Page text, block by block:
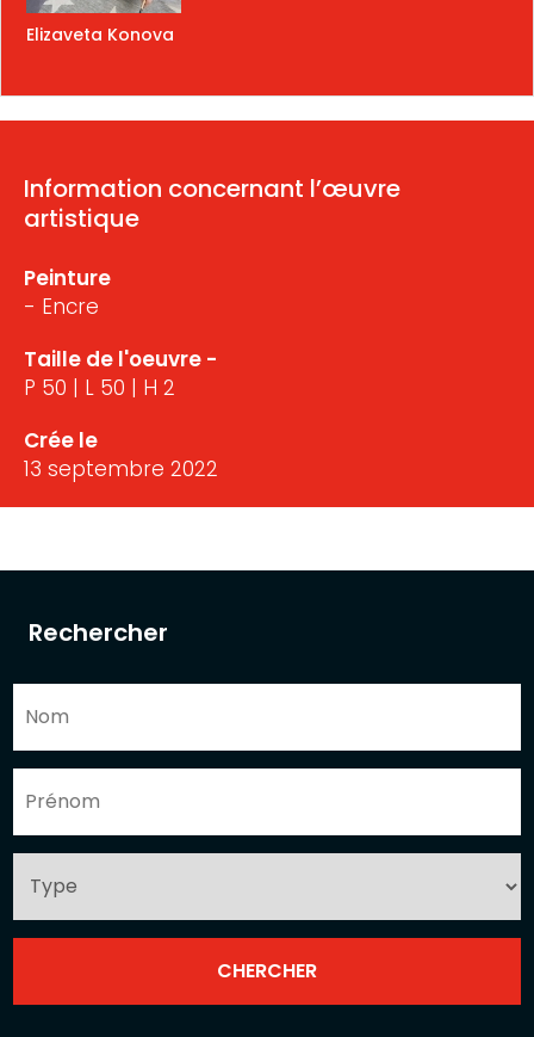
Rechercher
Elizaveta Konova
Information concernant l’œuvre
artistique
Peinture
- Encre
Taille de l'oeuvre -
P 50 | L 50 | H 2
Crée le
13 septembre 2022